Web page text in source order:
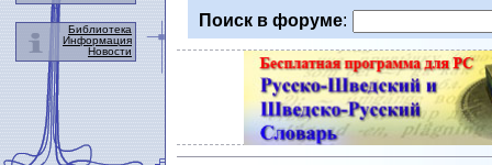
Поиск в форуме:
Библиотека
Информация
Новости